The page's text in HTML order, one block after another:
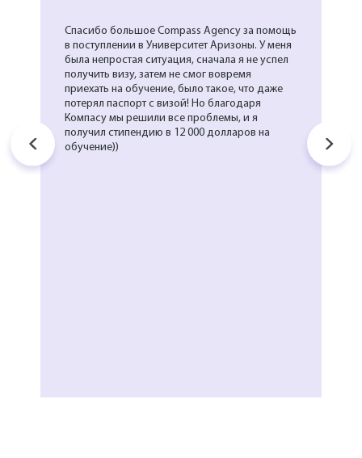
Спасибо большое Compass Agency за помощь
в поступлении в Университет Аризоны. У меня
была непростая ситуация, сначала я не успел
получить визу, затем не смог вовремя
приехать на обучение, было такое, что даже
потерял паспорт с визой! Но благодаря
Компасу мы решили все проблемы, и я
получил стипендию в 12 000 долларов на
обучение))